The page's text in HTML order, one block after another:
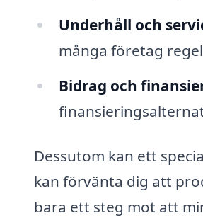
Underhåll och
många företag
Bidrag och
Dessutom kan ett
kan förvänta dig att
bara ett steg mot att